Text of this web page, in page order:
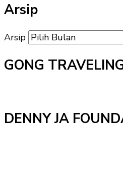
Arsip
Arsip
GONG
DENNY JA